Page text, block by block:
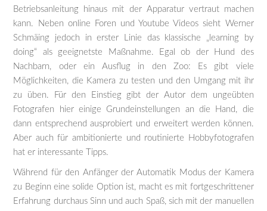
Betriebsanleitung hinaus mit der Apparatur vertraut machen
kann. Neben online Foren und Youtube Videos sieht Werner
Schmäing jedoch in erster Linie das klassische „learning by
doing“ als geeignetste Maßnahme. Egal ob der Hund des
Nachbarn, oder ein Ausflug in den Zoo: Es gibt viele
Möglichkeiten, die Kamera zu testen und den Umgang mit ihr
zu üben. Für den Einstieg gibt der Autor dem ungeübten
Fotografen hier einige Grundeinstellungen an die Hand, die
dann entsprechend ausprobiert und erweitert werden können.
Aber auch für ambitionierte und routinierte Hobbyfotografen
hat er interessante Tipps.
Während für den Anfänger der Automatik Modus der Kamera
zu Beginn eine solide Option ist, macht es mit fortgeschrittener
Erfahrung durchaus Sinn und auch Spaß, sich mit der manuellen